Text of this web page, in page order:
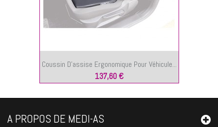
Coussin D’assise Ergonomique Pour Véhicule...
137,60 €
A PROPOS DE MEDI-AS